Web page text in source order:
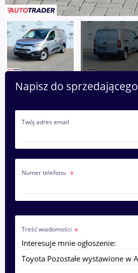
Napisz do sprzedającego
Twój adres email
Numer telefonu
Treść wiadomości